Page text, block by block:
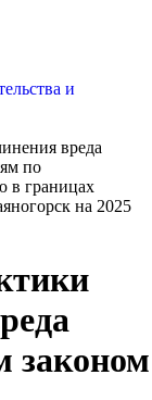
и
вреда
по
в границах
на 2025
законом